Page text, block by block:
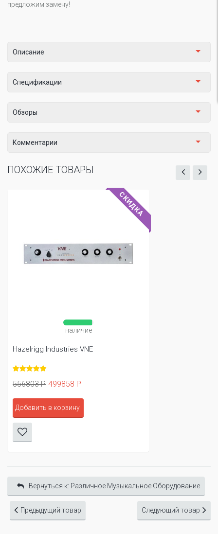
предложим замену!
Описание
Спецификации
Обзоры
Комментарии
ПОХОЖИЕ ТОВАРЫ
СКИДКА
наличие
Hazelrigg Industries VNE
556803 Р 499858 Р
Добавить в корзину
Вернуться к: Различное Музыкальное Оборудование
Предыдущий товар Следующий товар